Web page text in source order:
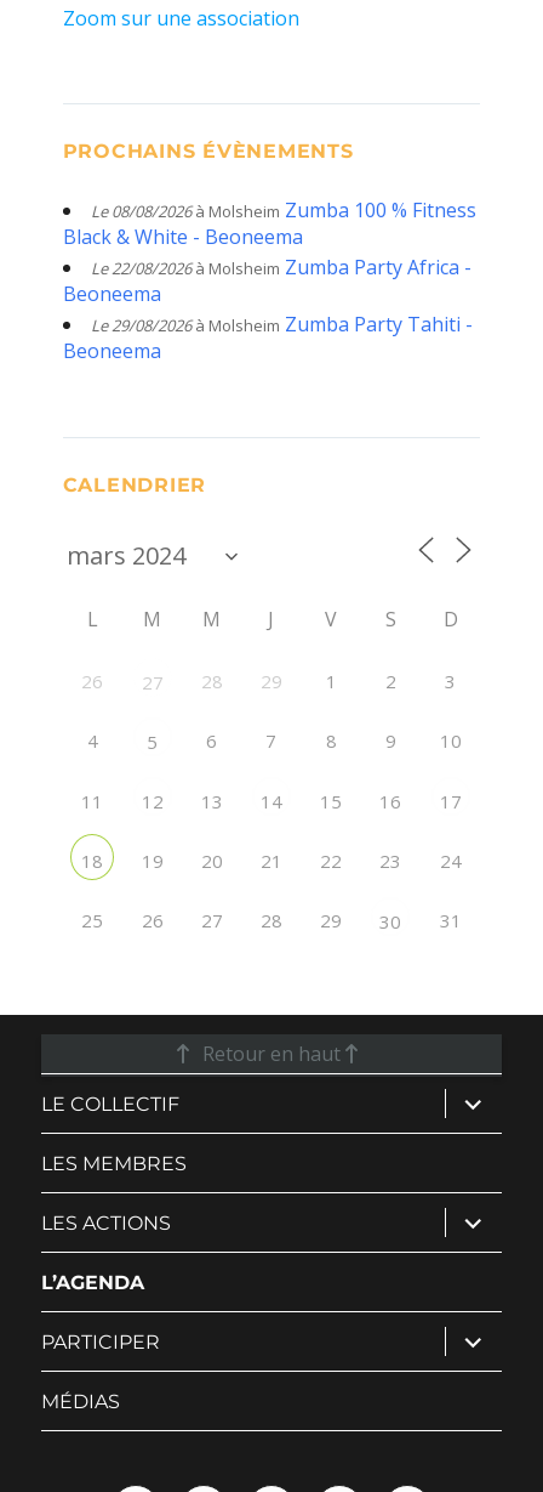
Zoom sur une association
PROCHAINS ÉVÈNEMENTS
Le 08/08/2026à Molsheim Zumba 100 % Fitness
Black & White - Beoneema
Le 22/08/2026à Molsheim Zumba Party Africa -
Beoneema
Le 29/08/2026à Molsheim Zumba Party Tahiti -
Beoneema
CALENDRIER
L M M J V S D
26 27 28 29 1 2 3
4 5 6 7 8 9 10
11 12 13 14 15 16 17
18 19 20 21 22 23 24
25 26 27 28 29 30 31
Retour en haut
LE COLLECTIF ouvrir
le
sous-
LES MEMBRES
LES ACTIONS ouvrir
le
sous-
L’AGENDA
PARTICIPER ouvrir
le
sous-
MÉDIAS